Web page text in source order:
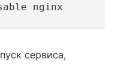
nginx
сервиса,